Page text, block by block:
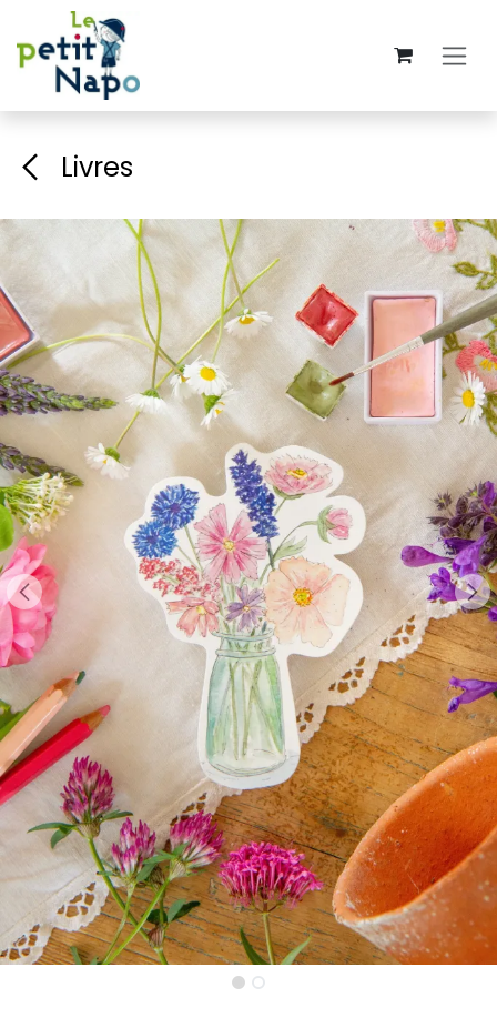
Se rendre au contenu
Livres